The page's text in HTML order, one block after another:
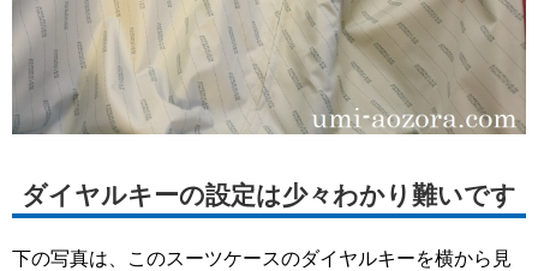
ダイヤルキーの設定は少々わかり難いです
下の写真は、このスーツケースのダイヤルキーを横から見